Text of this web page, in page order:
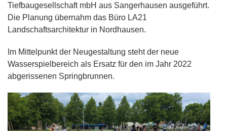
Tiefbaugesellschaft mbH aus Sangerhausen ausgeführt.
Die Planung übernahm das Büro LA21
Landschaftsarchitektur in Nordhausen.
Im Mittelpunkt der Neugestaltung steht der neue
Wasserspielbereich als Ersatz für den im Jahr 2022
abgerissenen Springbrunnen.